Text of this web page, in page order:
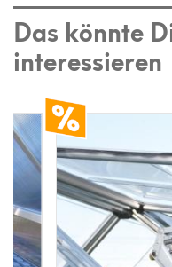
Das könnte
interessieren